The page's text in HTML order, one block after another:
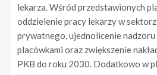
lekarza. Wśród przedstawionych
oddzielenie pracy lekarzy w
prywatnego, ujednolicenie nadzoru
placówkami oraz zwiększenie
PKB do roku 2030. Dodatkowo w